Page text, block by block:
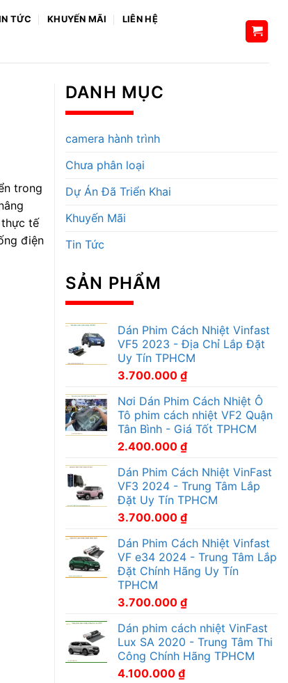
TỨC KHUYẾN MÃI
LIÊN HỆ
trong
tế
điện
DANH MỤC
camera hành trình
Chưa phân loại
Dự Án Đã Triển Khai
Khuyến Mãi
Tin Tức
SẢN PHẨM
Dán Phim Cách Nhiệt Vinfast
VF5 2023 - Địa Chỉ Lắp Đặt
Uy Tín TPHCM
3.700.000 ₫
Nơi Dán Phim Cách Nhiệt Ô
Tô phim cách nhiệt VF2 Quận
Tân Bình - Giá Tốt TPHCM
2.400.000 ₫
Dán Phim Cách Nhiệt VinFast
VF3 2024 - Trung Tâm Lắp
Đặt Uy Tín TPHCM
3.700.000 ₫
Dán Phim Cách Nhiệt Vinfast
VF e34 2024 - Trung Tâm Lắp
Đặt Chính Hãng Uy Tín
TPHCM
3.700.000 ₫
Dán phim cách nhiệt VinFast
Lux SA 2020 - Trung Tâm Thi
Công Chính Hãng TPHCM
4.100.000 ₫